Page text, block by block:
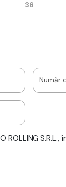
36
Număr